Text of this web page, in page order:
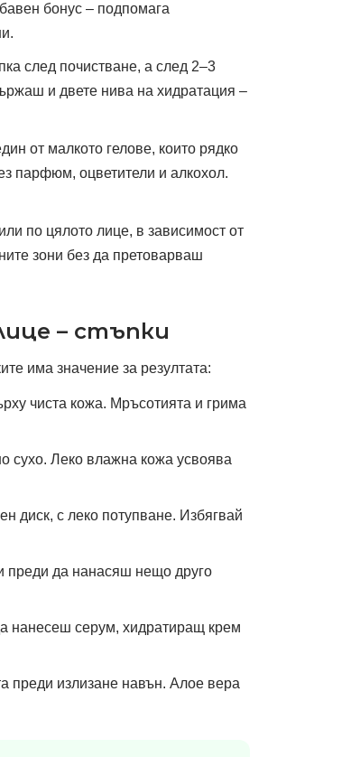
бонус – подпомага
след почистване, а след 2–3
и двете нива на хидратация –
от малкото гелове, които рядко
парфюм, оцветители и алкохол.
по цялото лице, в зависимост от
зони без да претоварваш
– стъпки
има значение за резултата:
чиста кожа. Мръсотията и грима
сухо. Леко влажна кожа усвоява
диск, с леко потупване. Избягвай
преди да нанасяш нещо друго
нанесеш серум, хидратиращ крем
преди излизане навън. Алое вера